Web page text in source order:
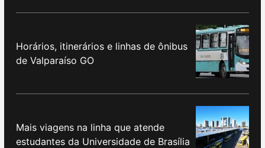
Horários, itinerários e linhas de ônibus
de Valparaíso GO
Mais viagens na linha que atende
estudantes da Universidade de Brasília